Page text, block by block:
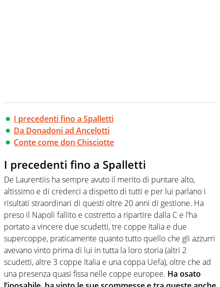
I precedenti fino a Spalletti
Da Donadoni ad Ancelotti
Conte come don Chisciotte
I precedenti fino a Spalletti
De Laurentiis ha sempre avuto il merito di puntare alto,
altissimo e di crederci a dispetto di tutti e per lui parlano i
risultati straordinari di questi oltre 20 anni di gestione. Ha
preso il Napoli fallito e costretto a ripartire dalla C e l’ha
portato a vincere due scudetti, tre coppe Italia e due
supercoppe, praticamente quanto tutto quello che gli azzurri
avevano vinto prima di lui in tutta la loro storia (altri 2
scudetti, altre 3 coppe Italia e una coppa Uefa), oltre che ad
una presenza quasi fissa nelle coppe europee. Ha osato